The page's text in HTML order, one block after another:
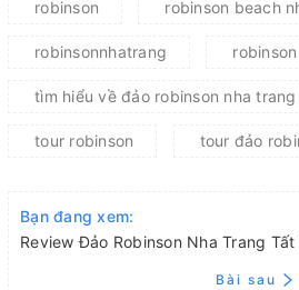
robinson robinson beach
robinsonnhatrang
tìm hiểu về đảo robinson nha trang
tour robinson tour đảo
Bạn đang xem:
Review Đảo Robinson Nha Trang Tất
Bài sau